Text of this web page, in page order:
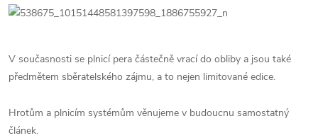
V současnosti se plnicí pera částečně vrací do obliby a jsou také
předmětem sběratelského zájmu, a to nejen limitované edice.
Hrotům a plnicím systémům věnujeme v budoucnu samostatný
článek.